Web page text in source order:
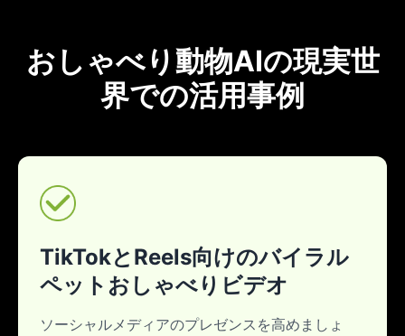
おしゃべり動物AIの現実世
界での活用事例
TikTokとReels向けのバイラル
ペットおしゃべりビデオ
ソーシャルメディアのプレゼンスを高めましょ